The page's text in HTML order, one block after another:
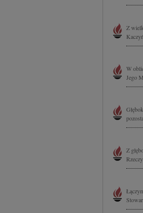
Z
W
Jego
Z